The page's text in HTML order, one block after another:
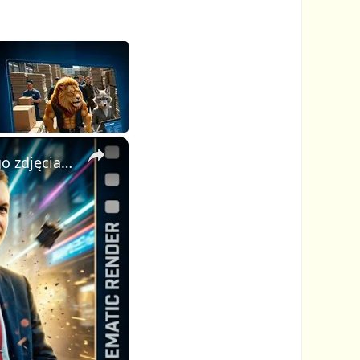
×
AI Video Generator: stwórz profesjonalne kinowe wideo z jednego zdjęcia i jednego promptu